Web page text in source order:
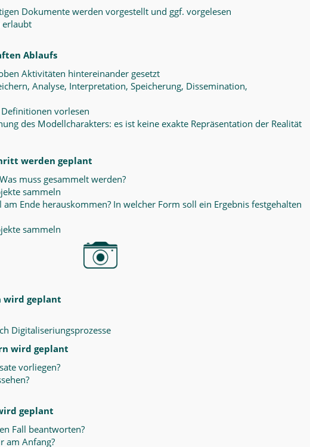
Dokumente werden vorgestellt und ggf. vorgelesen
erlaubt
Ablaufs
Aktivitäten hintereinander gesetzt
Analyse, Interpretation, Speicherung, Dissemination,
vorlesen
des Modellcharakters: es ist keine exakte Repräsentation der Realität
werden geplant
muss gesammelt werden?
sammeln
am Ende herauskommen? In welcher Form soll ein Ergebnis festgehalten
sammeln
wird geplant
Digitaliseriungsprozesse
wird geplant
vorliegen?
geplant
Fall beantworten?
am Anfang?